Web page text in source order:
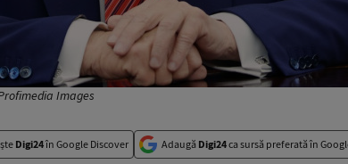
Images
Digi24în Google Discover Adaugă Digi24ca sursă preferată în